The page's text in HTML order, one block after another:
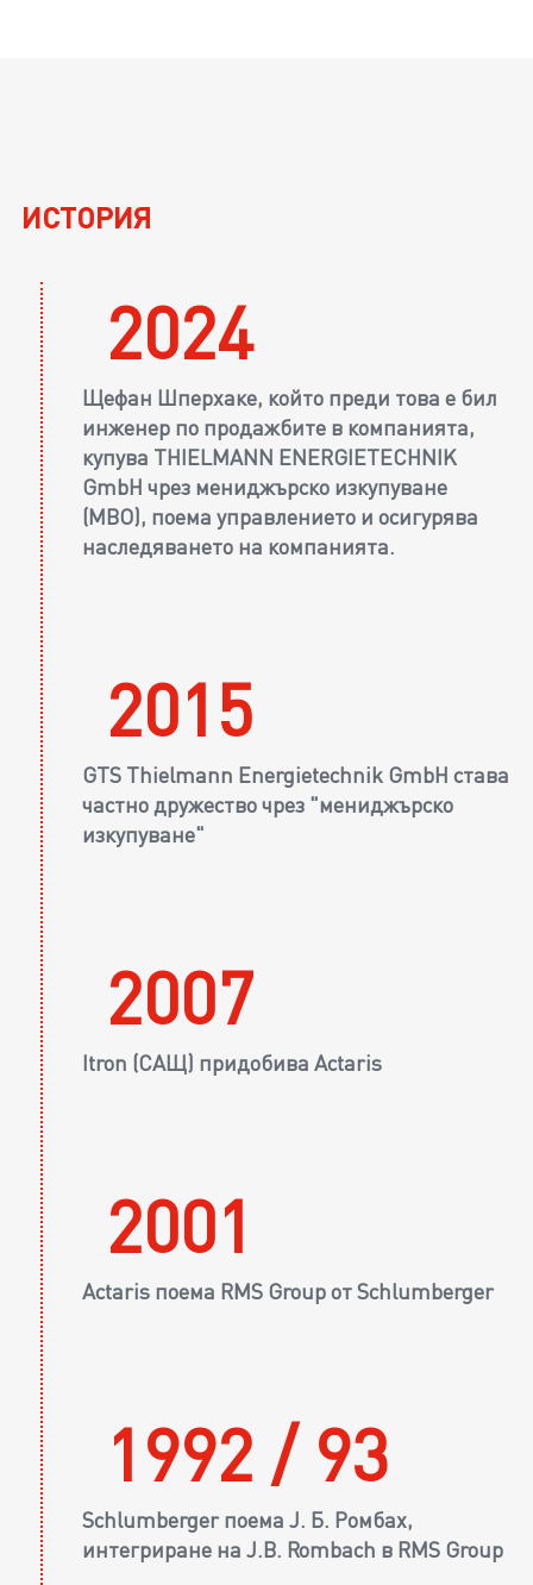
ИСТОРИЯ
2024
Щефан Шперхаке, който преди това е бил
инженер по продажбите в компанията,
купува THIELMANN ENERGIETECHNIK
GmbH чрез мениджърско изкупуване
(MBO), поема управлението и осигурява
наследяването на компанията.
2015
GTS Thielmann Energietechnik GmbH става
частно дружество чрез "мениджърско
изкупуване"
2007
Itron (САЩ) придобива Actaris
2001
Actaris поема RMS Group от Schlumberger
1992 / 93
Schlumberger поема J. Б. Ромбах,
интегриране на J.B. Rombach в RMS Group